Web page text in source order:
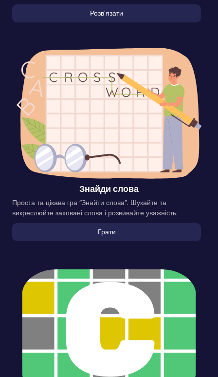
Розвʼязати
Знайди слова
Проста та цікава гра “Знайти слова”. Шукайте та
викреслюйте заховані слова і розвивайте уважність.
Грати